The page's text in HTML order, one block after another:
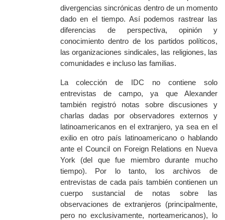
divergencias sincrónicas dentro de un momento
dado en el tiempo. Así podemos rastrear las
diferencias de perspectiva, opinión y
conocimiento dentro de los partidos políticos,
las organizaciones sindicales, las religiones, las
comunidades e incluso las familias.
La colección de IDC no contiene solo
entrevistas de campo, ya que Alexander
también registró notas sobre discusiones y
charlas dadas por observadores externos y
latinoamericanos en el extranjero, ya sea en el
exilio en otro país latinoamericano o hablando
ante elCouncil on Foreign Relations en Nueva
York (del que fue miembro durante mucho
tiempo). Por lo tanto, los archivos de
entrevistas de cada país también contienen un
cuerpo sustancial de notas sobre las
observaciones de extranjeros (principalmente,
pero no exclusivamente, norteamericanos), lo